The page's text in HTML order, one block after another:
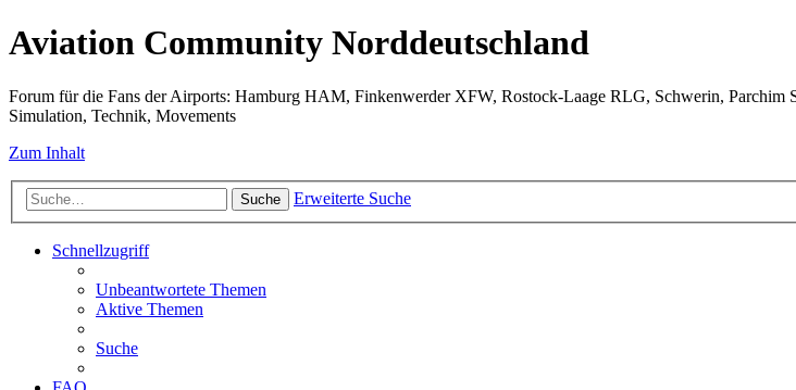
Aviation Community Norddeutschland
Forum für die Fans der Airports: Hamburg HAM, Finkenwerder XFW, Rostock-Laage RLG, Schwerin,
Simulation, Technik, Movements
Zum Inhalt
Suche Erweiterte Suche
Schnellzugriff
Unbeantwortete Themen
Aktive Themen
Suche